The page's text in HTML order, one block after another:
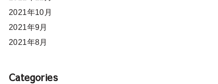
2021年10月
2021年9月
2021年8月
Categories